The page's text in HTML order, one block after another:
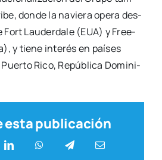
don­de la navie­ra ope­ra des­
Fort Lau­der­da­le (EUA) y Free­
y tie­ne inte­rés en paí­ses
Rico, Repú­bli­ca Domi­ni­
esta publicación